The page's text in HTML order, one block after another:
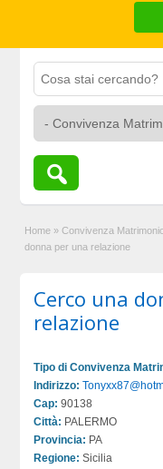
Home » Convivenza
donna per una relazione
Cerco una
relazione
Tipo di Convivenza
Indirizzo:
Cap: 90138
Città: PALERMO
Provincia: PA
Regione: Sicilia